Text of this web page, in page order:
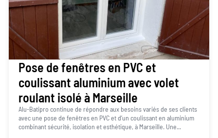
Pose de fenêtres en PVC et
coulissant aluminium avec volet
roulant isolé à Marseille
Alu-Batipro continue de répondre aux besoins variés de ses clients
avec une pose de fenêtres en PVC et d’un coulissant en aluminium
combinant sécurité, isolation et esthétique, à Marseille. Une...